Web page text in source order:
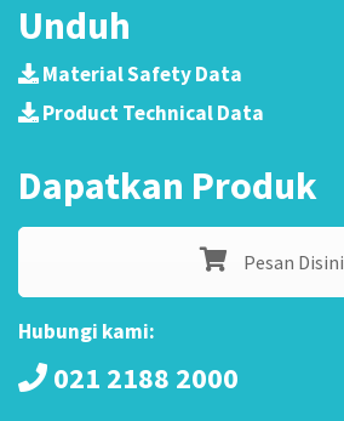
Unduh
Material Safety Data
Product Technical Data
Dapatkan Produk
Pesan Disini
Hubungi kami:
021 2188 2000